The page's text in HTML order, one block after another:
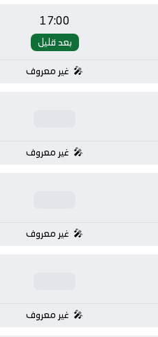
17:00
بعد قليل
غير معروف
غير معروف
غير معروف
غير معروف